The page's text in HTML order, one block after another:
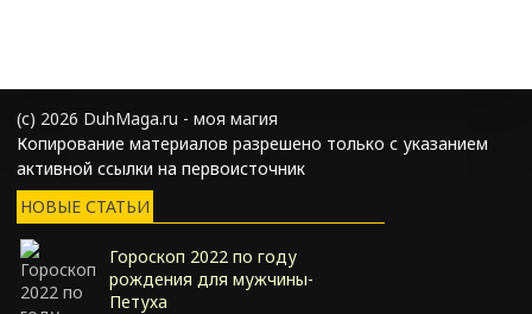
(с) 2026 DuhMaga.ru - моя магия
Копирование материалов разрешено только с указанием
активной ссылки на первоисточник
НОВЫЕ СТАТЬИ
Гороскоп 2022 по году
рождения для мужчины-
Петуха